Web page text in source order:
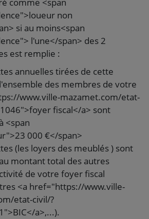
comme <span
non
si au moins<span
l'une</span> des 2
est remplie :
annuelles tirées de cette
des membres de votre
www.ville-mazamet.com/etat-
fiscal</a> sont
<span
000 €</span>
(les loyers des meublés ) sont
montant total des autres
de votre foyer fiscal
<a href="https://www.ville-
etat-civil/?
a>,...).